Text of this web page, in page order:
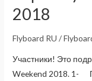
2018
2018
Flyboard RU /
Участники! Это
Weekend 2018. 1-